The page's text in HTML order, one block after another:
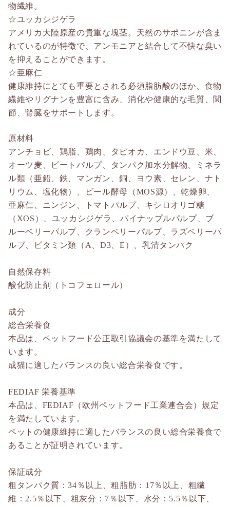
物繊維。
☆ユッカシジゲラ
アメリカ大陸原産の貴重な塊茎。天然のサポニンが含ま
れているのが特徴で、アンモニアと結合して不快な臭い
を抑えることができます。
☆亜麻仁
健康維持にとても重要とされる必須脂肪酸のほか、食物
繊維やリグナンを豊富に含み、消化や健康的な毛質、関
節、腎臓をサポートします。
原材料
アンチョビ、鶏脂、鶏肉、タピオカ、エンドウ豆、米、
オーツ麦、ビートパルプ、タンパク加水分解物、ミネラ
ル類（亜鉛、鉄、マンガン、銅、ヨウ素、セレン、ナト
リウム、塩化物）、ビール酵母（MOS源）、乾燥卵、
亜麻仁、ニンジン、トマトパルプ、キシロオリゴ糖
（XOS）、ユッカシジゲラ、パイナップルパルプ、ブ
ルーベリーパルプ、クランベリーパルプ、ラズベリーパ
ルプ、ビタミン類（A、D3、E）、乳清タンパク
自然保存料
酸化防止剤（トコフェロール）
成分
総合栄養食
本品は、ペットフード公正取引協議会の基準を満たして
います。
成猫に適したバランスの良い総合栄養食です。
FEDIAF 栄養基準
本品は、FEDIAF（欧州ペットフード工業連合会）規定
を満たしています。
ペットの健康維持に適したバランスの良い総合栄養食で
あることが証明されています。
保証成分
粗タンパク質：34％以上、粗脂肪：17％以上、粗繊
維：2.5％以下、粗灰分：7％以下、水分：5.5％以下、